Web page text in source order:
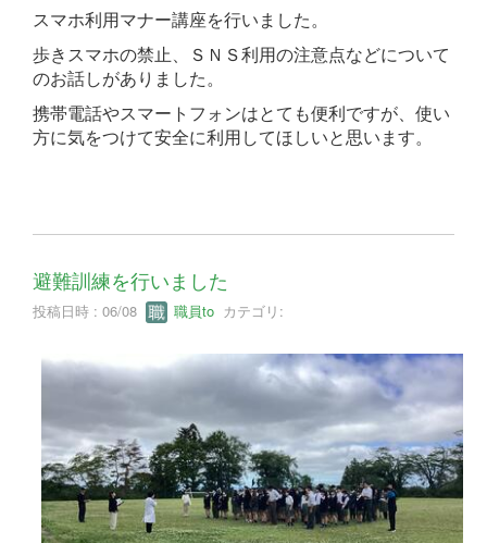
スマホ利用マナー講座を行いました。
歩きスマホの禁止、ＳＮＳ利用の注意点などについて
のお話しがありました。
携帯電話やスマートフォンはとても便利ですが、使い
方に気をつけて安全に利用してほしいと思います。
避難訓練を行いました
投稿日時 : 06/08 職員to カテゴリ: